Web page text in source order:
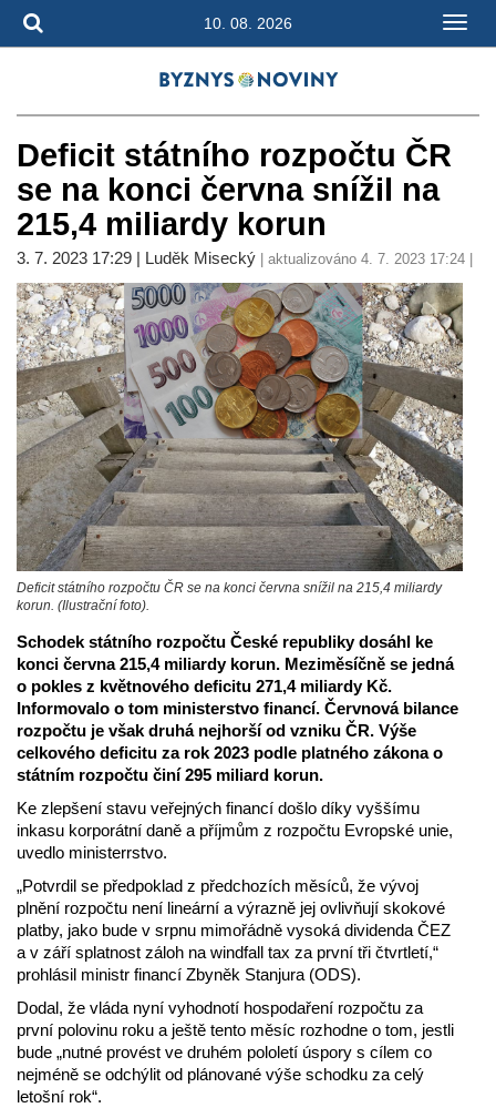
10. 08. 2026
Deficit státního rozpočtu ČR
se na konci června snížil na
215,4 miliardy korun
3. 7. 2023 17:29 | Luděk Misecký | aktualizováno 4. 7. 2023 17:24 |
Deficit státního rozpočtu ČR se na konci června snížil na 215,4 miliardy
korun. (Ilustrační foto).
Schodek státního rozpočtu České republiky dosáhl ke
konci června 215,4 miliardy korun. Meziměsíčně se jedná
o pokles z květnového deficitu 271,4 miliardy Kč.
Informovalo o tom ministerstvo financí. Červnová bilance
rozpočtu je však druhá nejhorší od vzniku ČR. Výše
celkového deficitu za rok 2023 podle platného zákona o
státním rozpočtu činí 295 miliard korun.
Ke zlepšení stavu veřejných financí došlo díky vyššímu
inkasu korporátní daně a příjmům z rozpočtu Evropské unie,
uvedlo ministerrstvo.
„Potvrdil se předpoklad z předchozích měsíců, že vývoj
plnění rozpočtu není lineární a výrazně jej ovlivňují skokové
platby, jako bude v srpnu mimořádně vysoká dividenda ČEZ
a v září splatnost záloh na windfall tax za první tři čtvrtletí,“
prohlásil ministr financí Zbyněk Stanjura (ODS).
Dodal, že vláda nyní vyhodnotí hospodaření rozpočtu za
první polovinu roku a ještě tento měsíc rozhodne o tom, jestli
bude „nutné provést ve druhém pololetí úspory s cílem co
nejméně se odchýlit od plánované výše schodku za celý
letošní rok“.